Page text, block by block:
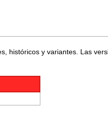
históricos y variantes. Las